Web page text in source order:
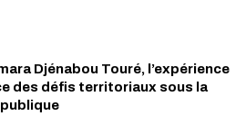
Djénabou Touré, l’expérience
des défis territoriaux sous la